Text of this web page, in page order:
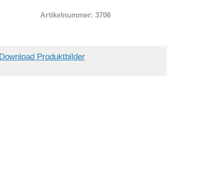
Artikelnummer: 3706
Download Produktbilder